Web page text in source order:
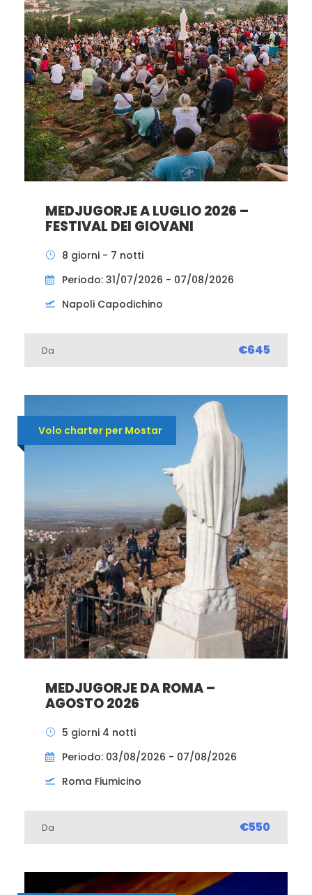
MEDJUGORJE A LUGLIO 2026 –
FESTIVAL DEI GIOVANI
8 giorni - 7 notti
Periodo: 31/07/2026 - 07/08/2026
Napoli Capodichino
Da €645
Volo charter per Mostar
MEDJUGORJE DA ROMA –
AGOSTO 2026
5 giorni 4 notti
Periodo: 03/08/2026 - 07/08/2026
Roma Fiumicino
Da €550